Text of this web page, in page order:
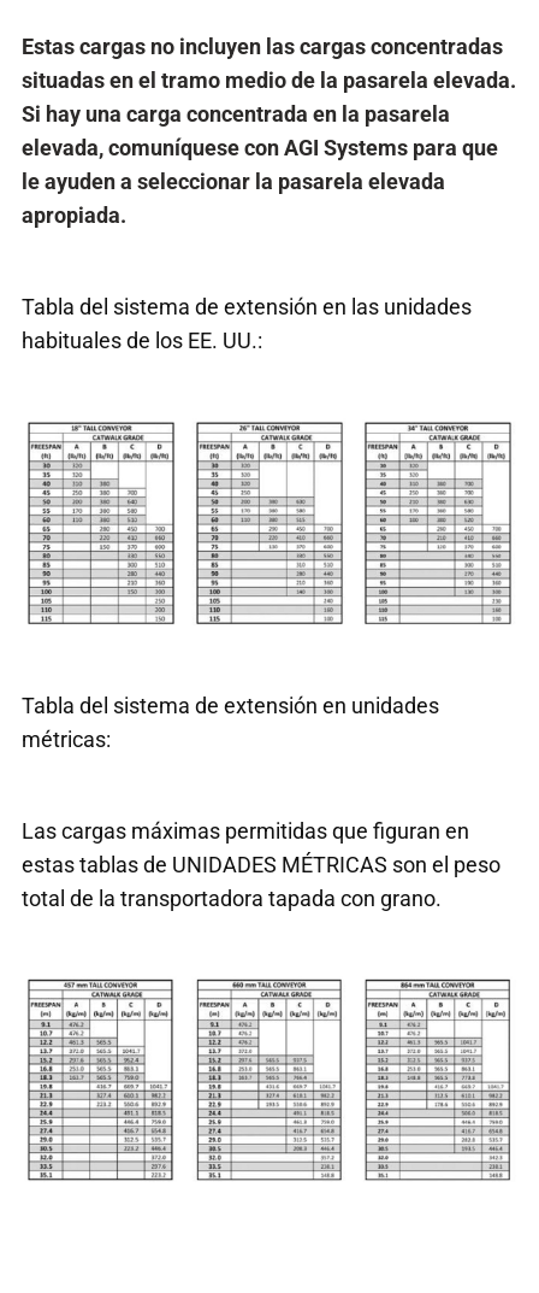
Estas cargas no incluyen las cargas concentradas
situadas en el tramo medio de la pasarela elevada.
Si hay una carga concentrada en la pasarela
elevada, comuníquese con AGI Systems para que
le ayuden a seleccionar la pasarela elevada
apropiada.
Tabla del sistema de extensión en las unidades
habituales de los EE. UU.:
Tabla del sistema de extensión en unidades
métricas:
Las cargas máximas permitidas que figuran en
estas tablas de UNIDADES MÉTRICAS son el peso
total de la transportadora tapada con grano.